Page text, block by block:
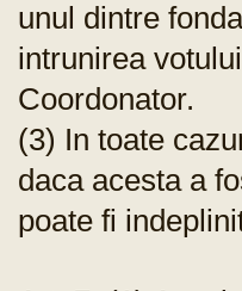
unul dintre
intrunirea
Coordonator.
(3) In toate
daca acesta a
poate fi